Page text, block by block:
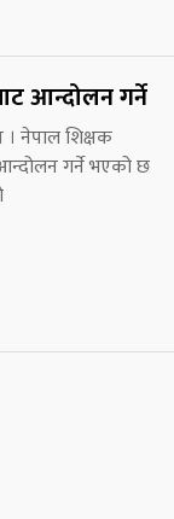
आन्दोलन गर्ने
। नेपाल शिक्षक
गर्ने भएको छ